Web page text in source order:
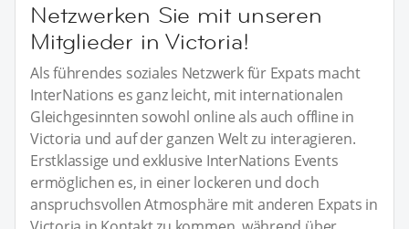
Netzwerken Sie mit unseren
Mitglieder in Victoria!
Als führendes soziales Netzwerk für Expats macht
InterNations es ganz leicht, mit internationalen
Gleichgesinnten sowohl online als auch offline in
Victoria und auf der ganzen Welt zu interagieren.
Erstklassige und exklusive InterNations Events
ermöglichen es, in einer lockeren und doch
anspruchsvollen Atmosphäre mit anderen Expats in